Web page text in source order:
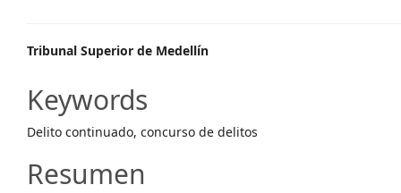
Main
Article
Content
Tribunal Superior de Medellín
Keywords
Delito continuado, concurso de delitos
Resumen